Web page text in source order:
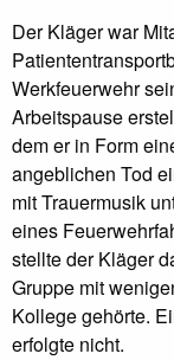
Der Kläger war
Werkfeuerwehr
Arbeitspause
dem er in Form
angeblichen Tod
mit Trauermusik
eines
stellte der Kläger
Gruppe mit
Kollege gehörte.
erfolgte nicht.